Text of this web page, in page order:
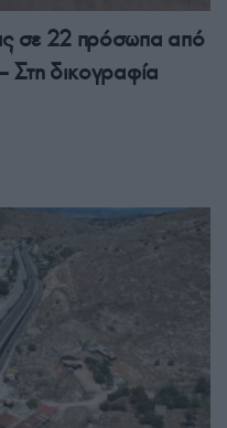
σε 22 πρόσωπα από
Στη δικογραφία